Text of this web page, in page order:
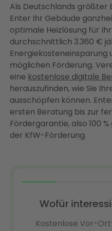
Als Deutschlands
Enter Ihr Gebäude
optimale Heizlösung für
durchschnittlich 3.360 €
Energiekosteneinsparung
möglichen Förderung.
eine kostenlose digitale
herauszufinden, wie Sie
ausschöpfen können.
ersten Beratung bis zur
Fördergarantie, also 100
der KfW-Förderung.